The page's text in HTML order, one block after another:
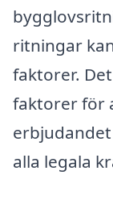
ritningar
faktorer.
faktorer för
alla legala